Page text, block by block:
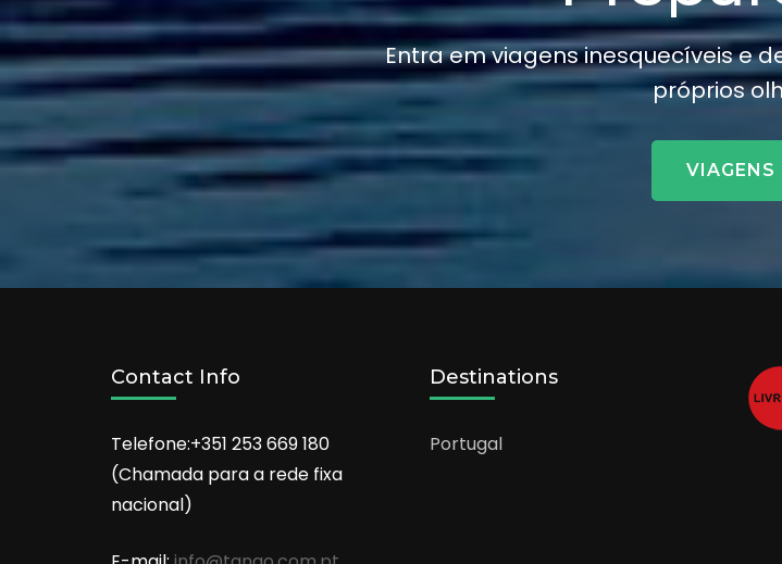
Entra em viagens inesquecíveis e
próprios
VIAGENS
Contact Info
Telefone:+351 253 669 180
(Chamada para a rede fixa
nacional)
Destinations
Portugal